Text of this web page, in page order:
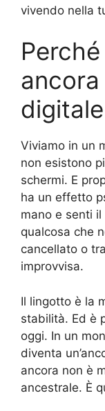
vivendo nella
ancora
digitale
Viviamo in un
non esistono
schermi. E
ha un effetto
mano e senti
qualcosa che
cancellato o
improvvisa.
Il lingotto è la
stabilità. Ed è
oggi. In un
diventa
ancora non è
ancestrale. È